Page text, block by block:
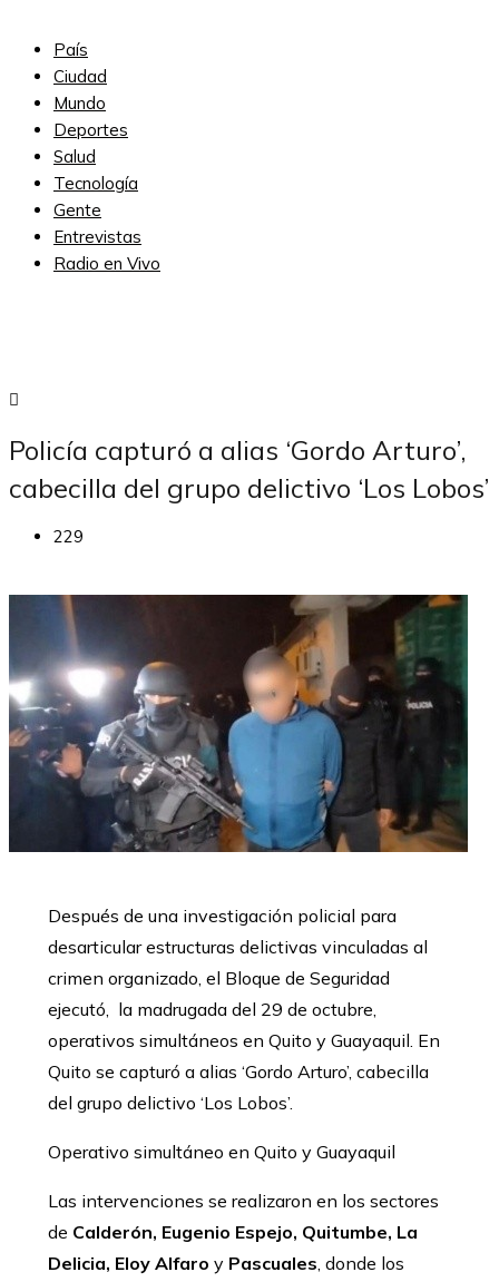
País
Ciudad
Mundo
Deportes
Salud
Tecnología
Gente
Entrevistas
Radio en Vivo
Policía capturó a alias ‘Gordo Arturo’,
cabecilla del grupo delictivo ‘Los Lobos’
229
Después de una investigación policial para
desarticular estructuras delictivas vinculadas al
crimen organizado, el Bloque de Seguridad
ejecutó, la madrugada del 29 de octubre,
operativos simultáneos en Quito y Guayaquil. En
Quito se capturó a alias ‘Gordo Arturo’, cabecilla
del grupo delictivo ‘Los Lobos’.
Operativo simultáneo en Quito y Guayaquil
Las intervenciones se realizaron en los sectores
de Calderón, Eugenio Espejo, Quitumbe, La
Delicia, Eloy Alfaro y Pascuales, donde los